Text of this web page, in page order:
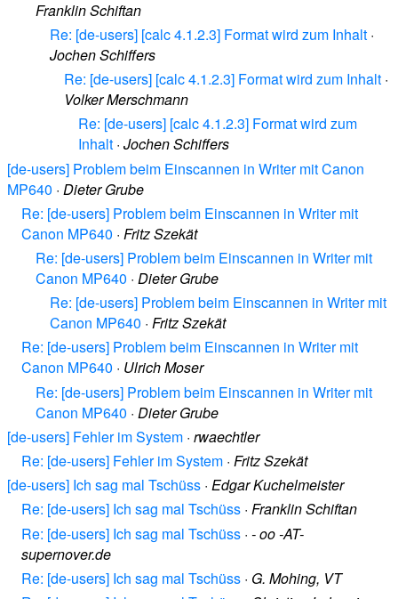
Franklin Schiftan
Re: [de-users] [calc 4.1.2.3] Format wird zum Inhalt ·
Jochen Schiffers
Re: [de-users] [calc 4.1.2.3] Format wird zum Inhalt ·
Volker Merschmann
Re: [de-users] [calc 4.1.2.3] Format wird zum
Inhalt · Jochen Schiffers
[de-users] Problem beim Einscannen in Writer mit Canon
MP640 · Dieter Grube
Re: [de-users] Problem beim Einscannen in Writer mit
Canon MP640 · Fritz Szekät
Re: [de-users] Problem beim Einscannen in Writer mit
Canon MP640 · Dieter Grube
Re: [de-users] Problem beim Einscannen in Writer mit
Canon MP640 · Fritz Szekät
Re: [de-users] Problem beim Einscannen in Writer mit
Canon MP640 · Ulrich Moser
Re: [de-users] Problem beim Einscannen in Writer mit
Canon MP640 · Dieter Grube
[de-users] Fehler im System · rwaechtler
Re: [de-users] Fehler im System · Fritz Szekät
[de-users] Ich sag mal Tschüss · Edgar Kuchelmeister
Re: [de-users] Ich sag mal Tschüss · Franklin Schiftan
Re: [de-users] Ich sag mal Tschüss · - oo -AT-
supernover.de
Re: [de-users] Ich sag mal Tschüss · G. Mohing, VT